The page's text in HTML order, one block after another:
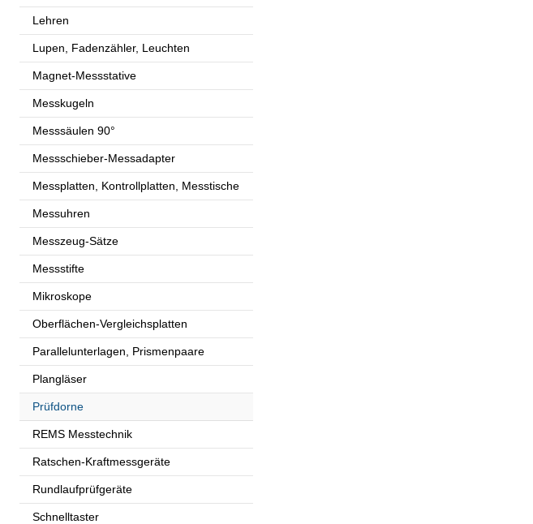
Lehren
Lupen, Fadenzähler, Leuchten
Magnet-Messstative
Messkugeln
Messsäulen 90°
Messschieber-Messadapter
Messplatten, Kontrollplatten, Messtische
Messuhren
Messzeug-Sätze
Messstifte
Mikroskope
Oberflächen-Vergleichsplatten
Parallelunterlagen, Prismenpaare
Plangläser
Prüfdorne
REMS Messtechnik
Ratschen-Kraftmessgeräte
Rundlaufprüfgeräte
Schnelltaster